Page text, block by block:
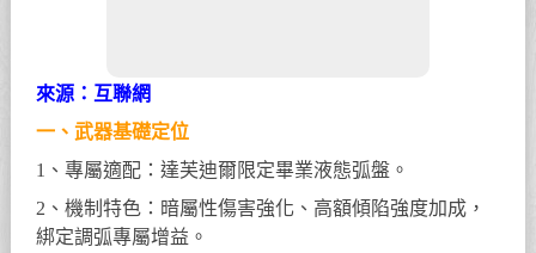
來源：互聯網
一、武器基礎定位
1、專屬適配：達芙迪爾限定畢業液態弧盤。
2、機制特色：暗屬性傷害強化、高額傾陷強度加成，
綁定調弧專屬增益。